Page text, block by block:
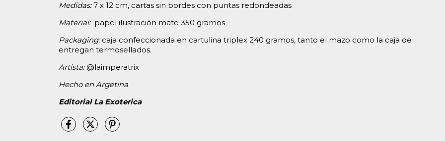
Medidas:7 x 12 cm, cartas sin bordes con puntas redondeadas
Material:papel ilustración mate 350 gramos
Packaging:caja confeccionada en cartulina triplex 240 gramos, tanto el mazo como la caja de
entregan termosellados.
Artista:@laimperatrix
Hecho en Argetina
Editorial La Exoterica